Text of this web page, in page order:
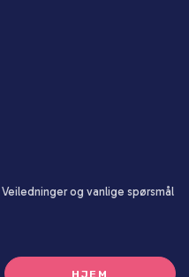
Veiledninger og vanlige spørsmål
HJEM